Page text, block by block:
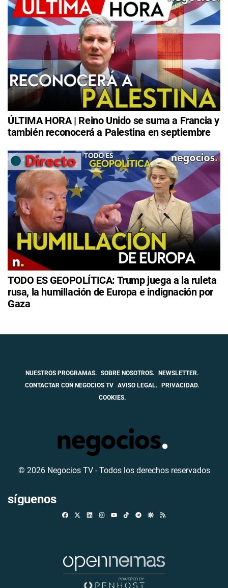
ÚLTIMA HORA | Reino Unido se suma a Francia y
también reconocerá a Palestina en septiembre
TODO ES GEOPOLÍTICA: Trump juega a la ruleta
rusa, la humillación de Europa e indignación por
Gaza
NUESTROS PROGRAMAS. SOBRE NOSOTROS. NEWSLETTER.
CONTACTAR CON NEGOCIOS TV AVISO LEGAL. PRIVACIDAD.
COOKIES.
© 2026 Negocios TV - Todos los derechos reservados
síguenos
FacebookLinkedinInstagramTikTokTelegramGoogle Discover